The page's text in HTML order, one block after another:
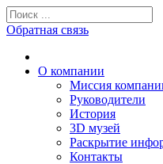
Обратная связь
О компании
Миссия
Руководители
История
3D музей
Раскрытие
Контакты